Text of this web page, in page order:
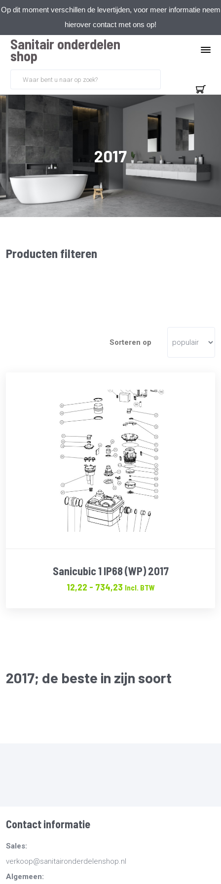
Op dit moment verschillen de levertijden, voor meer informatie neem
hierover contact met ons op!
Sanitair onderdelen
shop
2017
Sorteren op
Sanicubic 1 IP68 (WP) 2017
12,22 - 734,23Prijsklasse:
Incl. BTW
Producten filteren
2017; de beste in zijn soort
Contact informatie
Sales:
verkoop@sanitaironderdelenshop.nl
Algemeen: